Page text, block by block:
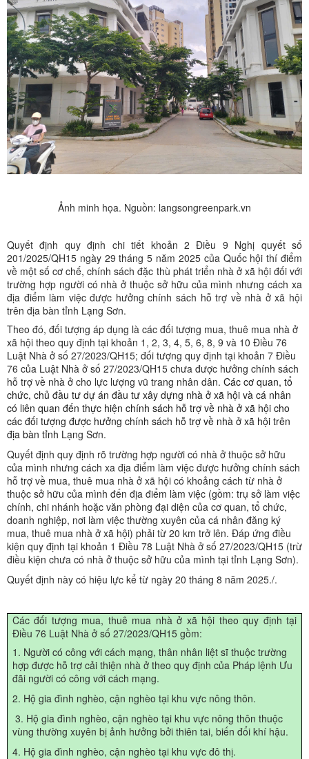
Ảnh minh họa. Nguồn: langsongreenpark.vn
Quyết định quy định chi tiết khoản 2 Điều 9 Nghị quyết số
201/2025/QH15 ngày 29 tháng 5 năm 2025 của Quốc hội thí điểm
về một số cơ chế, chính sách đặc thù phát triển nhà ở xã hội đối với
trường hợp người có nhà ở thuộc sở hữu của mình nhưng cách xa
địa điểm làm việc được hưởng chính sách hỗ trợ về nhà ở xã hội
trên địa bàn tỉnh Lạng Sơn.
Theo đó, đối tượng áp dụng là các đối tượng mua, thuê mua nhà ở
xã hội theo quy định tại khoản 1, 2, 3, 4, 5, 6, 8, 9 và 10 Điều 76
Luật Nhà ở số 27/2023/QH15; đối tượng quy định tại khoản 7 Điều
76 của Luật Nhà ở số 27/2023/QH15 chưa được hưởng chính sách
hỗ trợ về nhà ở cho lực lượng vũ trang nhân dân. Các cơ quan, tổ
chức, chủ đầu tư dự án đầu tư xây dựng nhà ở xã hội và cá nhân
có liên quan đến thực hiện chính sách hỗ trợ về nhà ở xã hội cho
các đối tượng được hưởng chính sách hỗ trợ về nhà ở xã hội trên
địa bàn tỉnh Lạng Sơn.
Quyết định quy định rõ trường hợp người có nhà ở thuộc sở hữu
của mình nhưng cách xa địa điểm làm việc được hưởng chính sách
hỗ trợ về mua, thuê mua nhà ở xã hội có khoảng cách từ nhà ở
thuộc sở hữu của mình đến địa điểm làm việc (gồm: trụ sở làm việc
chính, chi nhánh hoặc văn phòng đại diện của cơ quan, tổ chức,
doanh nghiệp, nơi làm việc thường xuyên của cá nhân đăng ký
mua, thuê mua nhà ở xã hội) phải từ 20 km trở lên. Đáp ứng điều
kiện quy định tại khoản 1 Điều 78 Luật Nhà ở số 27/2023/QH15 (trừ
điều kiện chưa có nhà ở thuộc sở hữu của mình tại tỉnh Lạng Sơn).
Quyết định này có hiệu lực kể từ ngày 20 tháng 8 năm 2025./.
Các đối tượng mua, thuê mua nhà ở xã hội theo quy định tại
Điều 76 Luật Nhà ở số 27/2023/QH15 gồm:
1. Người có công với cách mạng, thân nhân liệt sĩ thuộc trường
hợp được hỗ trợ cải thiện nhà ở theo quy định của Pháp lệnh Ưu
đãi người có công với cách mạng.
2. Hộ gia đình nghèo, cận nghèo tại khu vực nông thôn.
3. Hộ gia đình nghèo, cận nghèo tại khu vực nông thôn thuộc
vùng thường xuyên bị ảnh hưởng bởi thiên tai, biến đổi khí hậu.
4. Hộ gia đình nghèo, cận nghèo tại khu vực đô thị.